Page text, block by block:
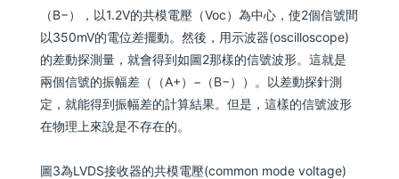
（B−），以1.2V的共模電壓（Voc）為中心，使2個信號間
以350mV的電位差擺動。然後，用示波器(oscilloscope)
的差動探測量，就會得到如圖2那樣的信號波形。這就是
兩個信號的振幅差（（A+）−（B−））。以差動探針測
定，就能得到振幅差的計算結果。但是，這樣的信號波形
在物理上來說是不存在的。
圖3為LVDS接收器的共模電壓(common mode voltage)